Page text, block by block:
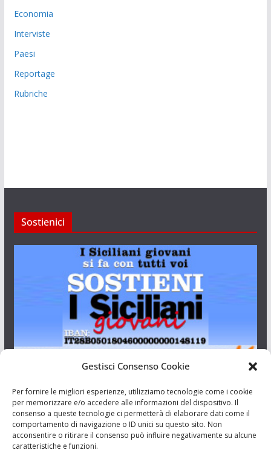
Gestisci Consenso Cookie
Per fornire le migliori esperienze, utilizziamo tecnologie come i cookie
per memorizzare e/o accedere alle informazioni del dispositivo. Il
consenso a queste tecnologie ci permetterà di elaborare dati come il
comportamento di navigazione o ID unici su questo sito. Non
acconsentire o ritirare il consenso può influire negativamente su alcune
caratteristiche e funzioni.
Economia
Interviste
Paesi
Reportage
Rubriche
Sostienici
Aut. del tribunale di Catania n.23/2011 del 20/09/2011 Dir.
Resp. Riccardo Orioles.